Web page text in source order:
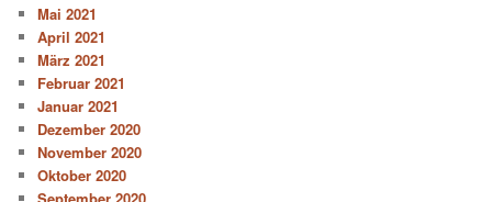
Mai 2021
April 2021
März 2021
Februar 2021
Januar 2021
Dezember 2020
November 2020
Oktober 2020